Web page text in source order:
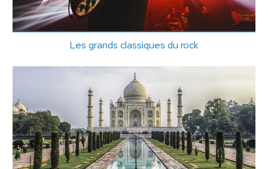
Les grands classiques du rock